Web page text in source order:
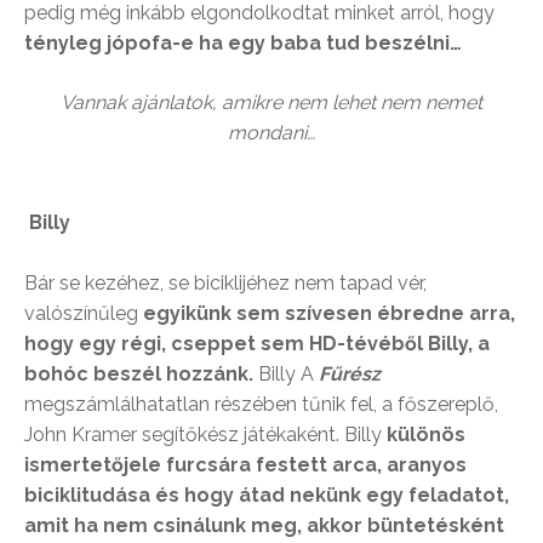
pedig még inkább elgondolkodtat minket arról, hogy
tényleg jópofa-e ha egy baba tud beszélni…
Vannak ajánlatok, amikre nem lehet nem nemet
mondani…
Billy
Bár se kezéhez, se biciklijéhez nem tapad vér,
valószínűleg egyikünk sem szívesen ébredne arra,
hogy egy régi, cseppet sem HD-tévéből Billy, a
bohóc beszél hozzánk. Billy A Fűrész
megszámlálhatatlan részében tűnik fel, a főszereplő,
John Kramer segítőkész játékaként. Billy különös
ismertetőjele furcsára festett arca, aranyos
biciklitudása és hogy átad nekünk egy feladatot,
amit ha nem csinálunk meg, akkor büntetésként